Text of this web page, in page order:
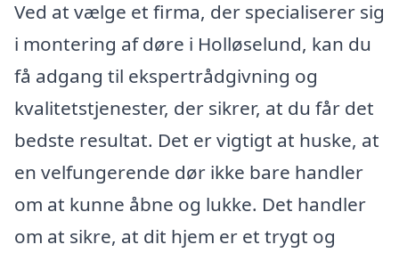
Ved at vælge et firma, der specialiserer sig
i montering af døre i Holløselund, kan du
få adgang til ekspertrådgivning og
kvalitetstjenester, der sikrer, at du får det
bedste resultat. Det er vigtigt at huske, at
en velfungerende dør ikke bare handler
om at kunne åbne og lukke. Det handler
om at sikre, at dit hjem er et trygt og